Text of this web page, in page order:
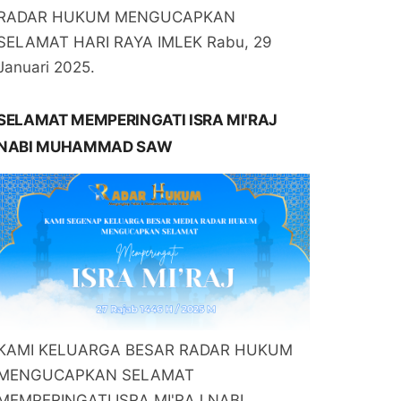
HUKUM MENGUCAPKAN
HARI RAYA IMLEK Rabu, 29
2025.
MEMPERINGATI ISRA MI'RAJ
MUHAMMAD SAW
KELUARGA BESAR RADAR HUKUM
SELAMAT